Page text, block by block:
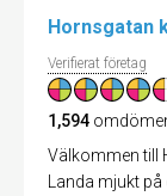
Hornsgatan
Verifierat företag
1,594
Välkommen till
Landa mjukt